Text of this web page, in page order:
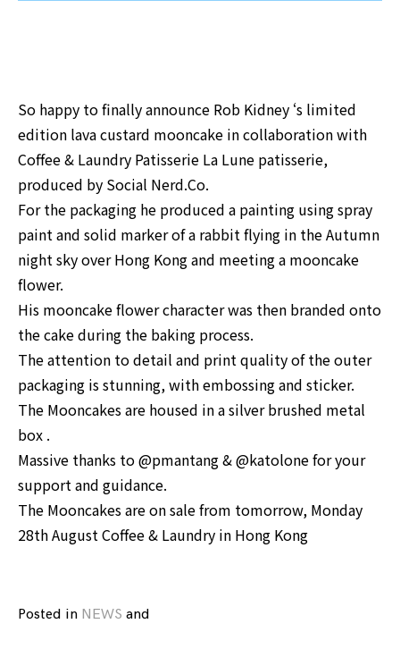
So happy to finally announce Rob Kidney ‘s limited
edition lava custard mooncake in collaboration with
Coffee & Laundry Patisserie La Lune patisserie,
produced by Social Nerd.Co.
For the packaging he produced a painting using spray
paint and solid marker of a rabbit flying in the Autumn
night sky over Hong Kong and meeting a mooncake
flower.
His mooncake flower character was then branded onto
the cake during the baking process.
The attention to detail and print quality of the outer
packaging is stunning, with embossing and sticker.
The Mooncakes are housed in a silver brushed metal
box .
Massive thanks to@pmantang&@katolonefor your
support and guidance.
The Mooncakes are on sale from tomorrow, Monday
28th AugustCoffee & Laundry in Hong Kong
Posted in NEWS and